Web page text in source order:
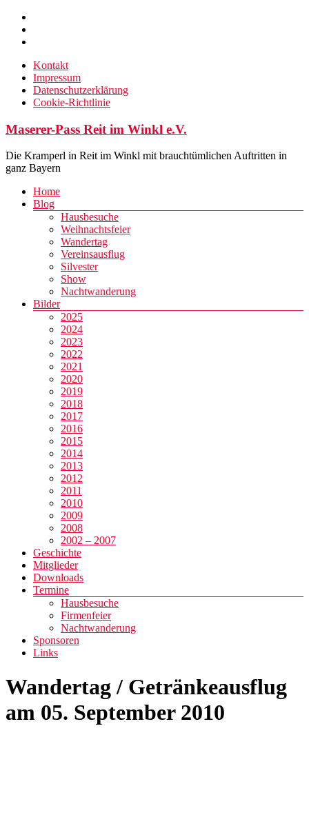
Zum
Inhalt
springen
Kontakt
Impressum
Datenschutzerklärung
Cookie-Richtlinie
Maserer-Pass Reit im Winkl e.V.
Die Kramperl in Reit im Winkl mit brauchtümlichen Auftritten in
ganz Bayern
Menü
Home
Blog
Hausbesuche
Weihnachtsfeier
Wandertag
Vereinsausflug
Silvester
Show
Nachtwanderung
Bilder
2025
2024
2023
2022
2021
2020
2019
2018
2017
2016
2015
2014
2013
2012
2011
2010
2009
2008
2002 – 2007
Geschichte
Mitglieder
Downloads
Termine
Hausbesuche
Firmenfeier
Nachtwanderung
Sponsoren
Links
Wandertag / Getränkeausflug
am 05. September 2010